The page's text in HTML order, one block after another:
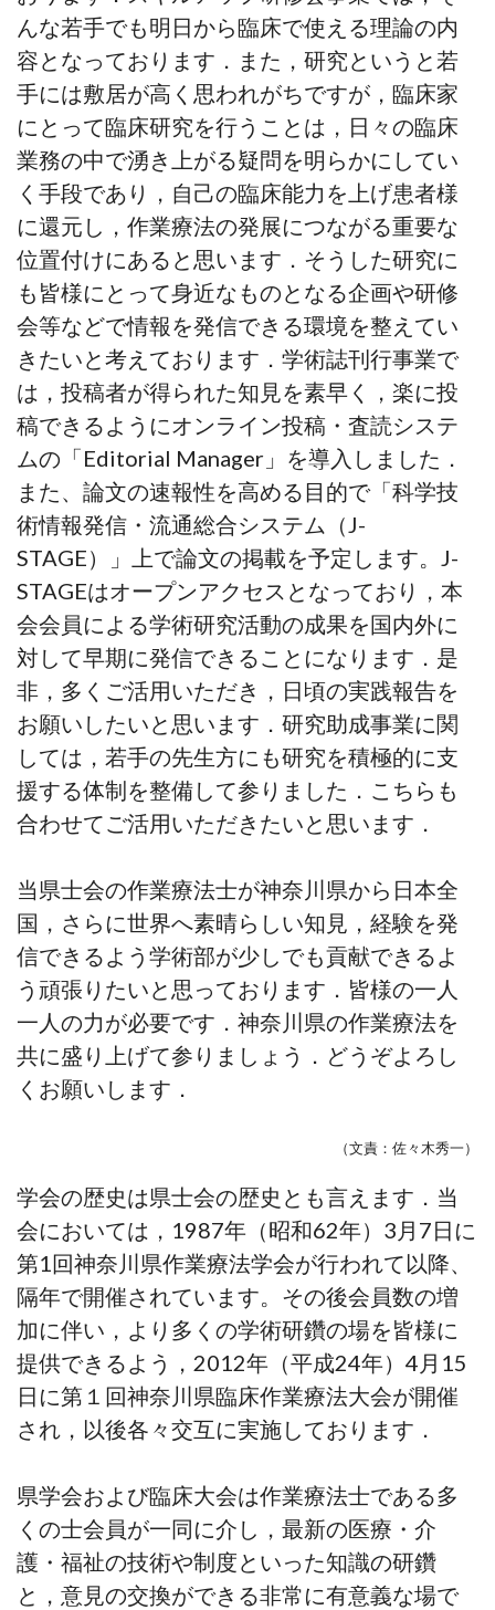
んな若手でも明日から臨床で使える理論の内
容となっております．また，研究というと若
手には敷居が高く思われがちですが，臨床家
にとって臨床研究を行うことは，日々の臨床
業務の中で湧き上がる疑問を明らかにしてい
く手段であり，自己の臨床能力を上げ患者様
に還元し，作業療法の発展につながる重要な
位置付けにあると思います．そうした研究に
も皆様にとって身近なものとなる企画や研修
会等などで情報を発信できる環境を整えてい
きたいと考えております．学術誌刊行事業で
は，投稿者が得られた知見を素早く，楽に投
稿できるようにオンライン投稿・査読システ
ムの「Editorial Manager」を導入しました．
また、論文の速報性を高める目的で「科学技
術情報発信・流通総合システム（J-
STAGE）」上で論文の掲載を予定します。J-
STAGEはオープンアクセスとなっており，本
会会員による学術研究活動の成果を国内外に
対して早期に発信できることになります．是
非，多くご活用いただき，日頃の実践報告を
お願いしたいと思います．研究助成事業に関
しては，若手の先生方にも研究を積極的に支
援する体制を整備して参りました．こちらも
合わせてご活用いただきたいと思います．
当県士会の作業療法士が神奈川県から日本全
国，さらに世界へ素晴らしい知見，経験を発
信できるよう学術部が少しでも貢献できるよ
う頑張りたいと思っております．皆様の一人
一人の力が必要です．神奈川県の作業療法を
共に盛り上げて参りましょう．どうぞよろし
くお願いします．
（文責：佐々木秀一）
学会の歴史は県士会の歴史とも言えます．当
会においては，1987年（昭和62年）3月7日に
第1回神奈川県作業療法学会が行われて以降、
隔年で開催されています。その後会員数の増
加に伴い，より多くの学術研鑽の場を皆様に
提供できるよう，2012年（平成24年）4月15
日に第１回神奈川県臨床作業療法大会が開催
され，以後各々交互に実施しております．
県学会および臨床大会は作業療法士である多
くの士会員が一同に介し，最新の医療・介
護・福祉の技術や制度といった知識の研鑽
と，意見の交換ができる非常に有意義な場で